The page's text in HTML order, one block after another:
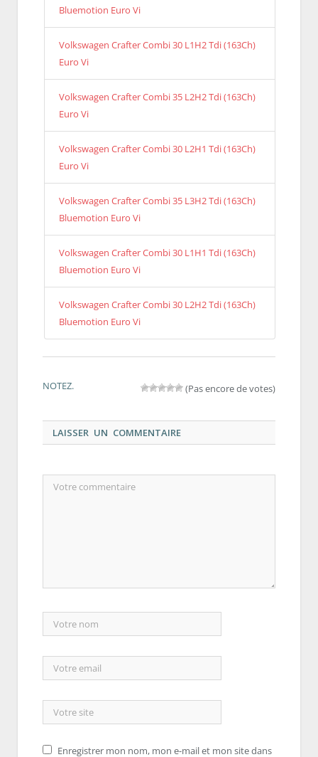
Bluemotion Euro Vi
Volkswagen Crafter Combi 30 L1H2 Tdi (163Ch)
Euro Vi
Volkswagen Crafter Combi 35 L2H2 Tdi (163Ch)
Euro Vi
Volkswagen Crafter Combi 30 L2H1 Tdi (163Ch)
Euro Vi
Volkswagen Crafter Combi 35 L3H2 Tdi (163Ch)
Bluemotion Euro Vi
Volkswagen Crafter Combi 30 L1H1 Tdi (163Ch)
Bluemotion Euro Vi
Volkswagen Crafter Combi 30 L2H2 Tdi (163Ch)
Bluemotion Euro Vi
NOTEZ. (Pas encore de votes)
LAISSER UN COMMENTAIRE
Enregistrer mon nom, mon e-mail et mon site dans